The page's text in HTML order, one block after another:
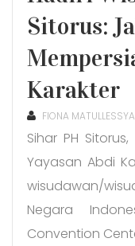
Sitorus:
Karakter
FIONA MATULLESSYA
Sihar PH
Yayasan Abdi
wisudawan/
Negara
Convention